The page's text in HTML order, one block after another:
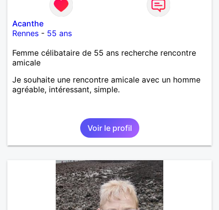
Acanthe
Rennes - 55 ans
Femme célibataire de 55 ans recherche rencontre
amicale
Je souhaite une rencontre amicale avec un homme
agréable, intéressant, simple.
Voir le profil